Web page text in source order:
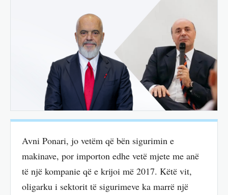
Avni Ponari, jo vetëm që bën sigurimin e
makinave, por importon edhe vetë mjete me anë
të një kompanie që e krijoi më 2017. Këtë vit,
oligarku i sektorit të sigurimeve ka marrë një